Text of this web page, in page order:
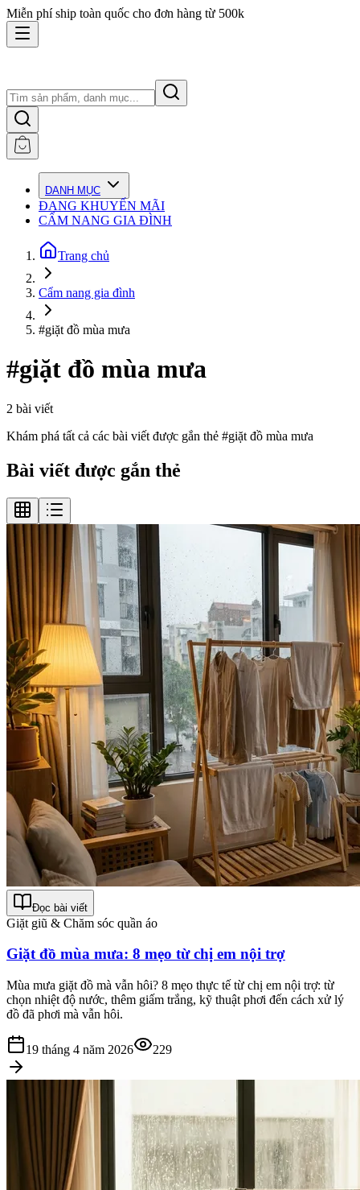
Miễn phí ship toàn quốc cho đơn hàng từ 500k
DANH MỤC
ĐANG KHUYẾN MÃI
CẨM NANG GIA ĐÌNH
Trang chủ
Cẩm nang gia đình
#giặt đồ mùa mưa
#giặt đồ mùa mưa
2 bài viết
Khám phá tất cả các bài viết được gắn thẻ #giặt đồ mùa mưa
Bài viết được gắn thẻ
Đọc bài viết
Giặt giũ & Chăm sóc quần áo
Giặt đồ mùa mưa: 8 mẹo từ chị em nội trợ
Mùa mưa giặt đồ mà vẫn hôi? 8 mẹo thực tế từ chị em nội trợ: từ
chọn nhiệt độ nước, thêm giấm trắng, kỹ thuật phơi đến cách xử lý
đồ đã phơi mà vẫn hôi.
19 tháng 4 năm 2026 229